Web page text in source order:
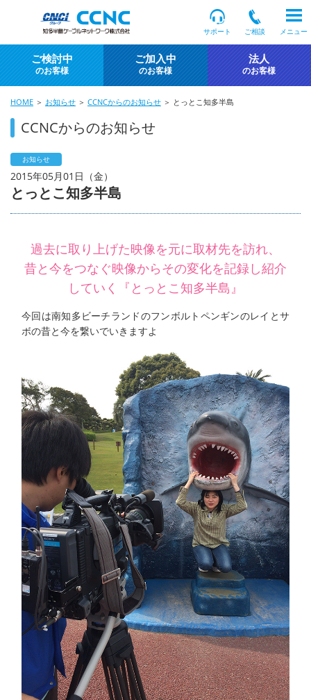
サポート ご相談 メニュー
ご検討中
のお客様
ご加入中
のお客様
法人
のお客様
HOME ＞ お知らせ ＞ CCNCからのお知らせ ＞ とっとこ知多半島
CCNCからのお知らせ
お知らせ
2015年05月01日（金）
とっとこ知多半島
過去に取り上げた映像を元に取材先を訪れ、
昔と今をつなぐ映像からその変化を記録し紹介
していく『とっとこ知多半島』
今回は南知多ビーチランドのフンボルトペンギンのレイとサ
ボの昔と今を繋いでいきますよ